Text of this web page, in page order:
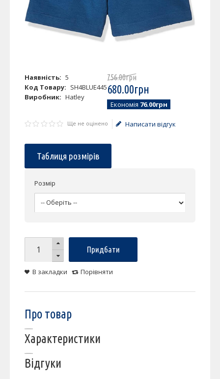
Наявність: 5
Код Товару: SH4BLUE445
Виробник: Hatley
756.00грн
680.00грн
Економія 76.00грн
Ще не оцінено Написати відгук
Таблиця розмірів
Розмір
Придбати
В закладки Порівняти
Про товар
Характеристики
Відгуки